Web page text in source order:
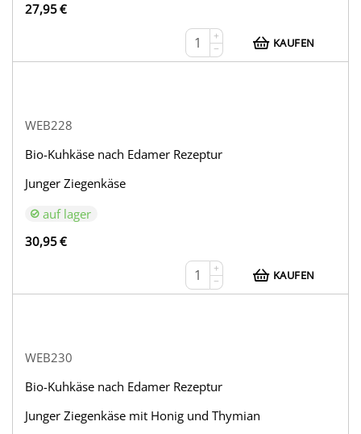
27,95€
+
−
KAUFEN
WEB228
Bio-Kuhkäse nach Edamer Rezeptur
Junger Ziegenkäse
auf lager
30,95€
+
−
KAUFEN
WEB230
Bio-Kuhkäse nach Edamer Rezeptur
Junger Ziegenkäse mit Honig und Thymian